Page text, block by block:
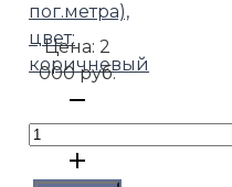
пог.метра),
цвет:
коричневый
Цена:2
000 руб.